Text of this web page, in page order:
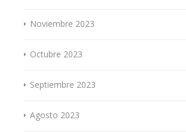
Noviembre 2023
Octubre 2023
Septiembre 2023
Agosto 2023